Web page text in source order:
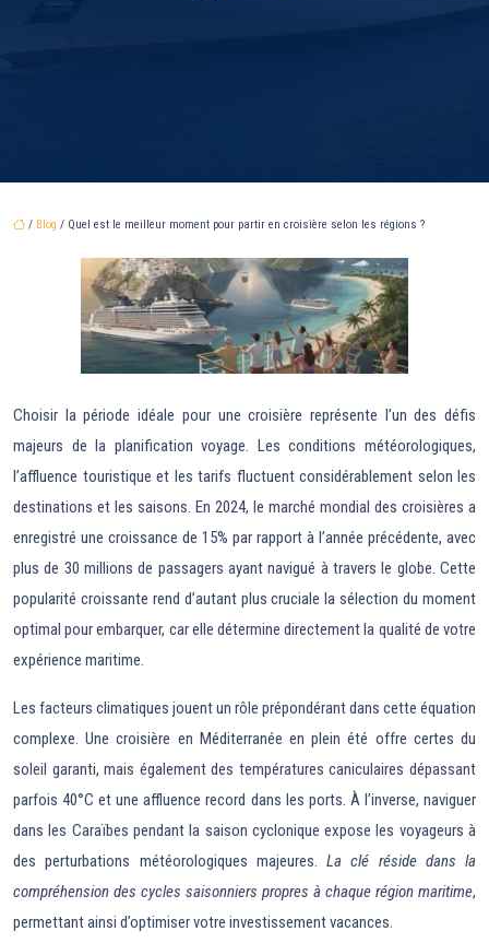
/ Blog / Quel est le meilleur moment pour partir en croisière selon les régions ?
Choisir la période idéale pour une croisière représente l’un des défis
majeurs de la planification voyage. Les conditions météorologiques,
l’affluence touristique et les tarifs fluctuent considérablement selon les
destinations et les saisons. En 2024, le marché mondial des croisières a
enregistré une croissance de 15% par rapport à l’année précédente, avec
plus de 30 millions de passagers ayant navigué à travers le globe. Cette
popularité croissante rend d’autant plus cruciale la sélection du moment
optimal pour embarquer, car elle détermine directement la qualité de votre
expérience maritime.
Les facteurs climatiques jouent un rôle prépondérant dans cette équation
complexe. Une croisière en Méditerranée en plein été offre certes du
soleil garanti, mais également des températures caniculaires dépassant
parfois 40°C et une affluence record dans les ports. À l’inverse, naviguer
dans les Caraïbes pendant la saison cyclonique expose les voyageurs à
des perturbations météorologiques majeures. La clé réside dans la
compréhension des cycles saisonniers propres à chaque région maritime,
permettant ainsi d’optimiser votre investissement vacances.